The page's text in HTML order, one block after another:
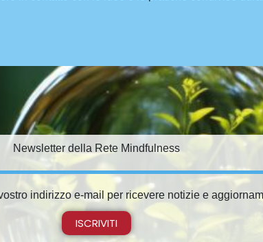
Newsletter della Rete Mindfulness
indirizzo e-mail per ricevere notizie e
ISCRIVITI